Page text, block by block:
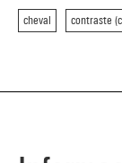
cheval contraste